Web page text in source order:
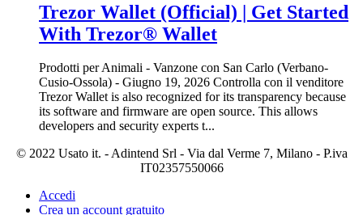
Trezor Wallet (Official) | Get Started
With Trezor® Wallet
Prodotti per Animali - Vanzone con San Carlo (Verbano-
Cusio-Ossola) - Giugno 19, 2026 Controlla con il venditore
Trezor Wallet is also recognized for its transparency because
its software and firmware are open source. This allows
developers and security experts t...
© 2022 Usato it. - Adintend Srl - Via dal Verme 7, Milano - P.iva
IT02357550066
Accedi
Crea un account gratuito